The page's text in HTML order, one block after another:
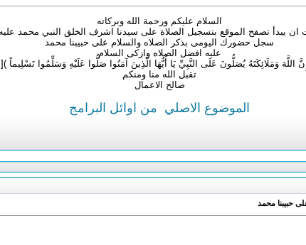
السلام عليكم ورحمة الله وبركاته
ان يبدأ تصفح الموقع بتسجيل الصلاة على سيدنا اشرف الخلق النبي محمد
سجل حضورك اليومى بذكر الصلاه والسلام على حبيبنا محمد
عليه افضل الصلاه وازكى السلام
اللَّهَ وَمَلَائِكَتَهُ يُصَلُّونَ عَلَى النَّبِيِّ يَا أَيُّهَا الَّذِينَ آمَنُوا صَلُّوا عَلَيْهِ وَسَلِّمُوا تَسْلِيماً
تقبل الله منا ومنكم
صالح الاعمال
الموضوع الاصلي من اوائل البرامج
حبيبنا محمد